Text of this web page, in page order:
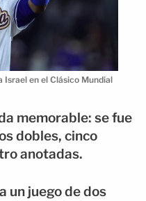
Israel en el Clásico Mundial
memorable: se fue
dobles, cinco
anotadas.
un juego de dos